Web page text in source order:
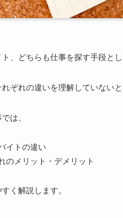
、どちらも仕事を探す手段とし
れぞれの違いを理解していない
は、
イトの違い
のメリット・デメリット
く解説します。